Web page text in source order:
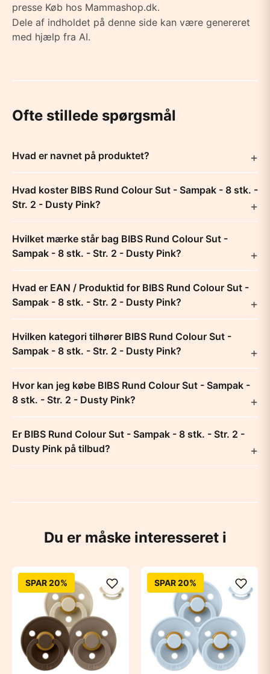
presse Køb hos Mammashop.dk.
Dele af indholdet på denne side kan være genereret
med hjælp fra AI.
Ofte stillede spørgsmål
Hvad er navnet på produktet?
Hvad koster BIBS Rund Colour Sut - Sampak - 8 stk. -
Str. 2 - Dusty Pink?
Hvilket mærke står bag BIBS Rund Colour Sut -
Sampak - 8 stk. - Str. 2 - Dusty Pink?
Hvad er EAN / Produktid for BIBS Rund Colour Sut -
Sampak - 8 stk. - Str. 2 - Dusty Pink?
Hvilken kategori tilhører BIBS Rund Colour Sut -
Sampak - 8 stk. - Str. 2 - Dusty Pink?
Hvor kan jeg købe BIBS Rund Colour Sut - Sampak -
8 stk. - Str. 2 - Dusty Pink?
Er BIBS Rund Colour Sut - Sampak - 8 stk. - Str. 2 -
Dusty Pink på tilbud?
Du er måske interesseret i
SPAR 20% SPAR 20%